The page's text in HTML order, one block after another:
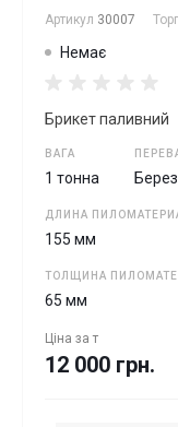
Артикул 30007
Немає
Брикет паливний
ВАГА
1 тонна
ДЛИНА
155 мм
ТОЛЩИНА
65 мм
Ціна зат
12 000 грн.